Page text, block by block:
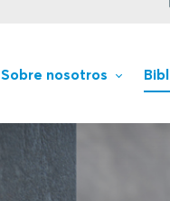
Sobre nosotros